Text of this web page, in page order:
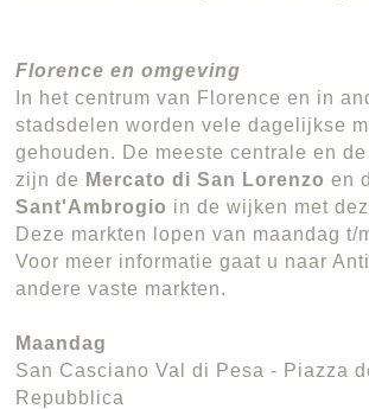
Florence en omgeving
In het centrum van Florence en in
stadsdelen worden vele dagelijkse
gehouden. De meeste centrale en
zijn de Mercato di San Lorenzo en
Sant'Ambrogio in de wijken met
Deze markten lopen van maandag t/
Voor meer informatie gaat u naar
andere vaste markten.
Maandag
San Casciano Val di Pesa - Piazza
Repubblica